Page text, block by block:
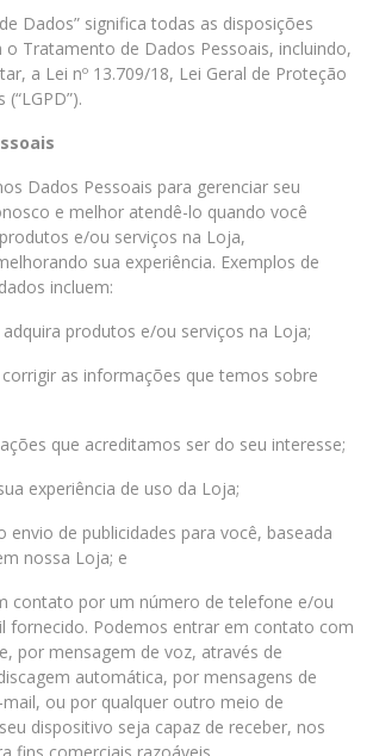
Dados” significa todas as disposições
o Tratamento de Dados Pessoais, incluindo,
a Lei nº 13.709/18, Lei Geral de Proteção
Dados Pessoais para gerenciar seu
e melhor atendê-lo quando você
e/ou serviços na Loja,
sua experiência. Exemplos de
incluem:
produtos e/ou serviços na Loja;
as informações que temos sobre
que acreditamos ser do seu interesse;
experiência de uso da Loja;
envio de publicidades para você, baseada
nossa Loja; e
contato por um número de telefone e/ou
fornecido. Podemos entrar em contato com
por mensagem de voz, através de
automática, por mensagens de
ou por qualquer outro meio de
dispositivo seja capaz de receber, nos